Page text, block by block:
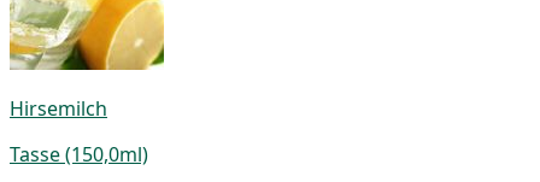
Hirsemilch
Tasse (150,0ml)